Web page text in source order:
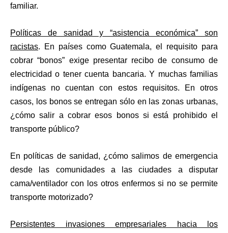
familiar.
Políticas de sanidad y “asistencia económica” son
racistas. En países como Guatemala, el requisito para
cobrar “bonos” exige presentar recibo de consumo de
electricidad o tener cuenta bancaria. Y muchas familias
indígenas no cuentan con estos requisitos. En otros
casos, los bonos se entregan sólo en las zonas urbanas,
¿cómo salir a cobrar esos bonos si está prohibido el
transporte público?
En políticas de sanidad, ¿cómo salimos de emergencia
desde las comunidades a las ciudades a disputar
cama/ventilador con los otros enfermos si no se permite
transporte motorizado?
Persistentes invasiones empresariales hacia los